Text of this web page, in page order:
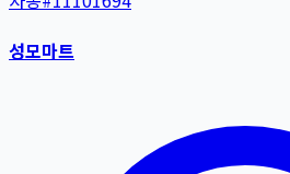
성모마트